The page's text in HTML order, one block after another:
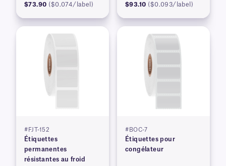
$73.90 ($0.074/label) $93.10 ($0.093/label)
#FJT-152
Étiquettes
permanentes
résistantes au froid
#BOC-7
Étiquettes pour
congélateur